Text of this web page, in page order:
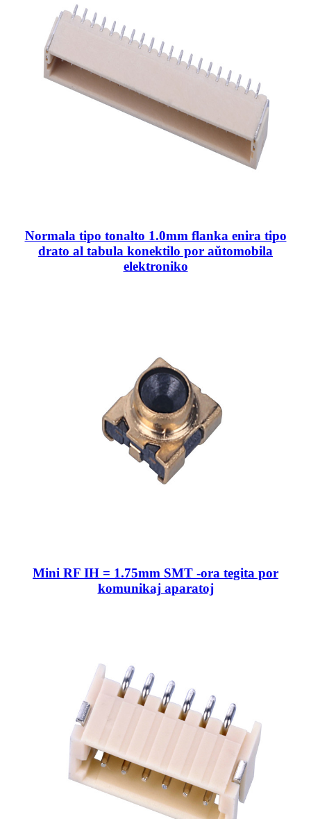
Normala tipo tonalto 1.0mm flanka enira tipo
drato al tabula konektilo por aŭtomobila
elektroniko
Mini RF IH = 1.75mm SMT -ora tegita por
komunikaj aparatoj